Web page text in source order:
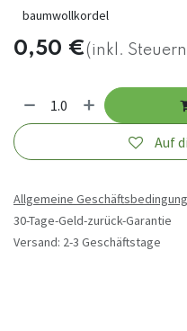
baumwollkordel
0,50 €(inkl.
Auf
Allgemeine
30-Tage-Geld-zurück-Garantie
Versand: 2-3 Geschäftstage